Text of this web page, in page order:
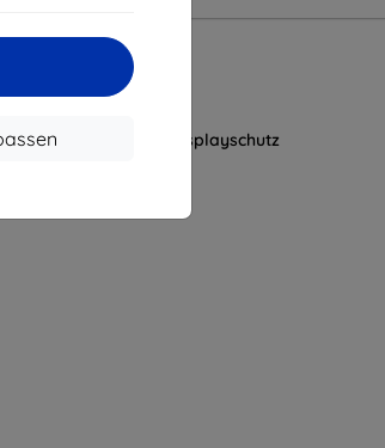
Produktnummer
EAN
Schutzfolien
Displayschutz